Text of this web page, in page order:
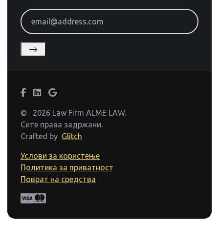
email@address.com
©
2026 Law Firm ALME LAW.
Сите права задржани.
Crafted by Glitch
Услови за користење
Политика за приватност
Поврат на средства